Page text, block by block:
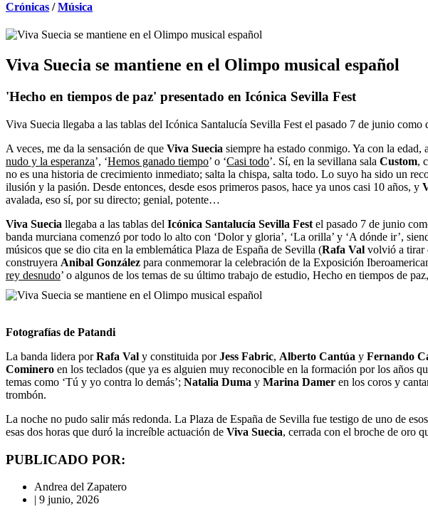
Crónicas /Música
Viva Suecia se mantiene en el Olimpo musical español
'Hecho en tiempos de paz' presentado en Icónica Sevilla Fest
Viva Suecia llegaba a las tablas del Icónica Santalucía Sevilla Fest el pasado 7 de junio como
A veces, me da la sensación de que Viva Suecia siempre ha estado conmigo. Ya con la edad,
nudo y la esperanza’, ‘Hemos ganado tiempo’ o ‘Casi todo’. Sí, en la sevillana sala Custom,
no es una historia de crecimiento inmediato; salta la chispa, salta todo. Lo suyo ha sido un
ilusión y la pasión. Desde entonces, desde esos primeros pasos, hace ya unos casi 10 años, y
avalada, eso sí, por su directo; genial, potente…
Viva Suecia llegaba a las tablas del Icónica Santalucía Sevilla Fest el pasado 7 de junio
banda murciana comenzó por todo lo alto con ‘Dolor y gloria’, ‘La orilla’ y ‘A dónde ir’,
músicos que se dio cita en la emblemática Plaza de España de Sevilla (Rafa Val volvió a tirar
construyera Anibal González para conmemorar la celebración de la Exposición
rey desnudo’ o algunos de los temas de su último trabajo de estudio, Hecho en tiempos de
Fotografías de Patandi
La banda lidera porRafa Val y constituida porJess Fabric, Alberto Cantúa y Fernando
Cominero en los teclados (que ya es alguien muy reconocible en la formación por los años
temas como ‘Tú y yo contra lo demás’; Natalia Duma y Marina Damer en los coros y
trombón.
La noche no pudo salir más redonda. La Plaza de España de Sevilla fue testigo de uno de
esas dos horas que duró la increíble actuación de Viva Suecia, cerrada con el broche de oro
PUBLICADO POR:
Andrea del Zapatero
| 9 junio, 2026